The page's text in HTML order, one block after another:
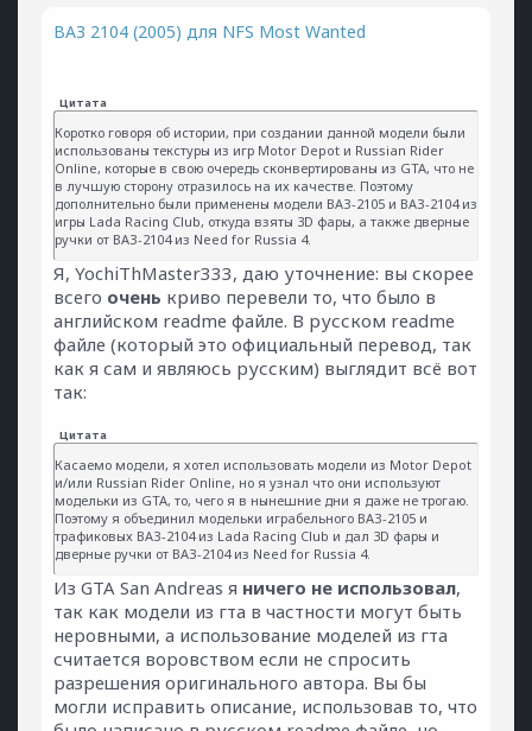
ВАЗ 2104 (2005) для NFS Most Wanted
Цитата
Коротко говоря об истории, при создании данной модели были
использованы текстуры из игр Motor Depot и Russian Rider
Online, которые в свою очередь сконвертированы из GTA, что не
в лучшую сторону отразилось на их качестве. Поэтому
дополнительно были применены модели ВАЗ-2105 и ВАЗ-2104 из
игры Lada Racing Club, откуда взяты 3D фары, а также дверные
ручки от ВАЗ-2104 из Need for Russia 4.
Я, YochiThMaster333, даю уточнение: вы скорее
всего очень криво перевели то, что было в
английском readme файле. В русском readme
файле (который это официальный перевод, так
как я сам и являюсь русским) выглядит всё вот
так:
Цитата
Касаемо модели, я хотел использовать модели из Motor Depot
и/или Russian Rider Online, но я узнал что они используют
модельки из GTA, то, чего я в нынешние дни я даже не трогаю.
Поэтому я объединил модельки играбельного ВАЗ-2105 и
трафиковых ВАЗ-2104 из Lada Racing Club и дал 3D фары и
дверные ручки от ВАЗ-2104 из Need for Russia 4.
Из GTA San Andreas я ничего не использовал,
так как модели из гта в частности могут быть
неровными, а использование моделей из гта
считается воровством если не спросить
разрешения оригинального автора. Вы бы
могли исправить описание, использовав то, что